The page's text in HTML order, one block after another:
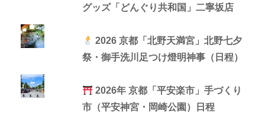
グッズ「どんぐり共和国」二寧坂店
2026 京都「北野天満宮」北野七夕
祭・御手洗川足つけ燈明神事（日程）
2026年 京都「平安楽市」手づくり
市（平安神宮・岡崎公園）日程